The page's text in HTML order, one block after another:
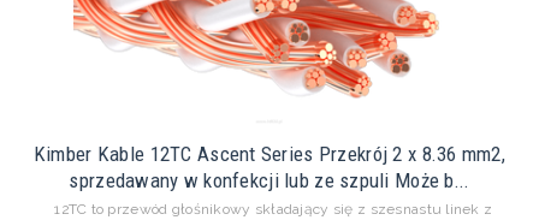
Kimber Kable 12TC Ascent Series Przekrój 2 x 8.36 mm2,
sprzedawany w konfekcji lub ze szpuli Może b...
12TC to przewód głośnikowy składający się z szesnastu linek z